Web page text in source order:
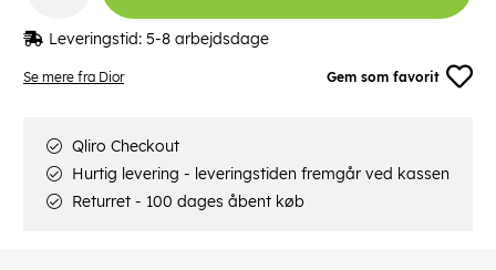
Se mere fra Dior Gem som favorit
Leveringstid: 5-8 arbejdsdage
Qliro Checkout
Hurtig levering - leveringstiden fremgår ved kassen
Returret - 100 dages åbent køb